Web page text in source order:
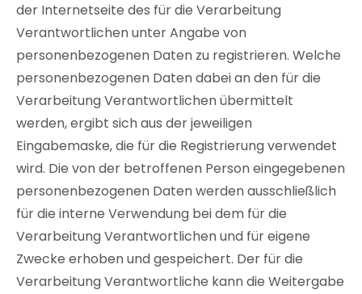
der Internetseite des für die Verarbeitung
Verantwortlichen unter Angabe von
personenbezogenen Daten zu registrieren. Welche
personenbezogenen Daten dabei an den für die
Verarbeitung Verantwortlichen übermittelt
werden, ergibt sich aus der jeweiligen
Eingabemaske, die für die Registrierung verwendet
wird. Die von der betroffenen Person eingegebenen
personenbezogenen Daten werden ausschließlich
für die interne Verwendung bei dem für die
Verarbeitung Verantwortlichen und für eigene
Zwecke erhoben und gespeichert. Der für die
Verarbeitung Verantwortliche kann die Weitergabe